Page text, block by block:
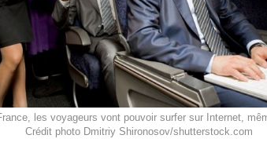
les voyageurs vont pouvoir surfer sur Internet,
Crédit photo Dmitriy Shironosov/shutterstock.com